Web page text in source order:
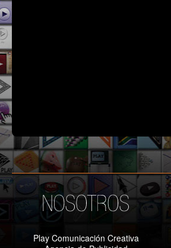
Play Comunicación Creativa